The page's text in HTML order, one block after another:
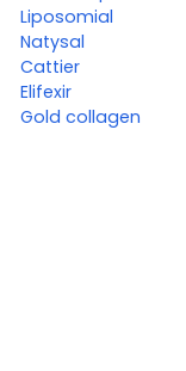
Liposomial
Natysal
Cattier
Elifexir
Gold collagen